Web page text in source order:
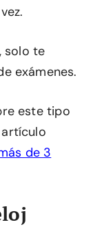
solo te
exámenes.
este tipo
de 3